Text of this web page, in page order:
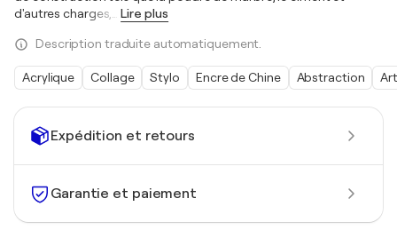
Expédition et retours
Garantie et paiement
d'autres charges,… Lire plus
Description traduite automatiquement.
Acrylique Collage Stylo Encre de Chine Abstraction